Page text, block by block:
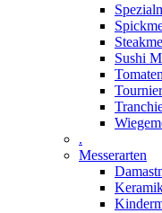
Sushi
.
Messerarten